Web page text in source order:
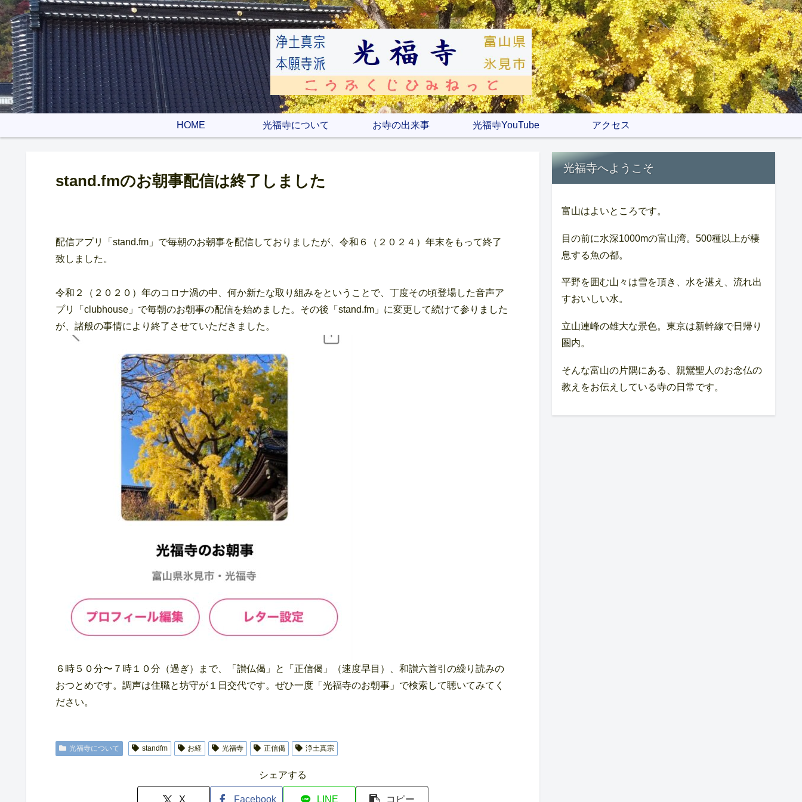
HOME 光福寺について お寺の出来事 光福寺YouTube アクセス
stand.fmのお朝事配信は終了しました
配信アプリ「stand.fm」で毎朝のお朝事を配信しておりましたが、令和６（２０２４）年末をもって終了
致しました。
令和２（２０２０）年のコロナ渦の中、何か新たな取り組みをということで、丁度その頃登場した音声ア
プリ「clubhouse」で毎朝のお朝事の配信を始めました。その後「stand.fm」に変更して続けて参りました
が、諸般の事情により終了させていただきました。
６時５０分〜７時１０分（過ぎ）まで、「讃仏偈」と「正信偈」（速度早目）、和讃六首引の繰り読みの
おつとめです。調声は住職と坊守が１日交代です。ぜひ一度「光福寺のお朝事」で検索して聴いてみてく
ださい。
光福寺について standfm お経 光福寺 正信偈 浄土真宗
シェアする
X Facebook LINE コピー
光福寺へようこそ
富山はよいところです。
目の前に水深1000mの富山湾。500種以上が棲
息する魚の都。
平野を囲む山々は雪を頂き、水を湛え、流れ出
すおいしい水。
立山連峰の雄大な景色。東京は新幹線で日帰り
圏内。
そんな富山の片隅にある、親鸞聖人のお念仏の
教えをお伝えしている寺の日常です。